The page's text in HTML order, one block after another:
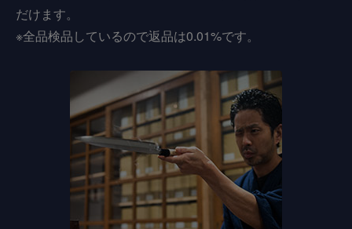
だけます。
※全品検品しているので返品は0.01%です。